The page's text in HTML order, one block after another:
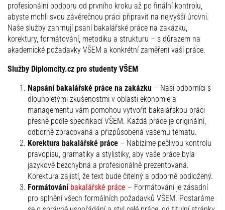
profesionální podporu od prvního kroku až po finální kontrolu,
abyste mohli svou závěrečnou práci připravit na nejvyšší úrovni.
Naše služby zahrnují psaní bakalářské práce na zakázku,
korektury, formátování, metodiku a strukturu – s důrazem na
akademické požadavky VŠEM a konkrétní zaměření vaší práce.
Služby Diplomcity.cz pro studenty VŠEM
Napsání bakalářské práce na zakázku – Naši odborníci s
dlouholetými zkušenostmi v oblasti ekonomie a
managementu vám pomohou vytvořit bakalářskou práci
přesně podle specifikací VŠEM. Každá práce je originální,
odborně zpracovaná a přizpůsobená vašemu tématu.
Korektura bakalářské práce – Nabízíme pečlivou kontrolu
pravopisu, gramatiky a stylistiky, aby vaše práce byla
jazykově bezchybná a profesionálně prezentovaná.
Korektura zajistí, že text bude čitelný a odborně podložený.
Formátování bakalářské práce – Formátování je zásadní
pro splnění všech formálních požadavků VŠEM. Postaráme